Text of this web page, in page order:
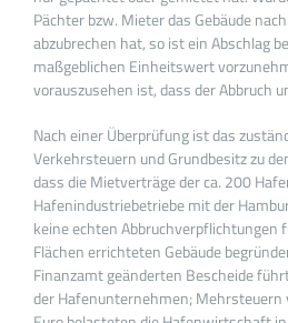
Pächter bzw. Mieter das Gebäude
abzubrechen hat, so ist ein Abschlag
maßgeblichen Einheitswert
vorauszusehen ist, dass der Abbruch
Nach einer Überprüfung ist das
Verkehrsteuern und Grundbesitz zu
dass die Mietverträge der ca. 200
Hafenindustriebetriebe mit der
keine echten Abbruchverpflichtungen
Flächen errichteten Gebäude
Finanzamt geänderten Bescheide
der Hafenunternehmen; Mehrsteuern